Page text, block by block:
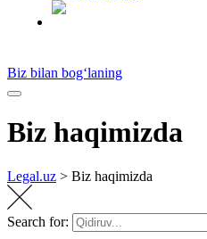
Biz bilan bog‘laning
Biz haqimizda
Legal.uz > Biz haqimizda
Search for: